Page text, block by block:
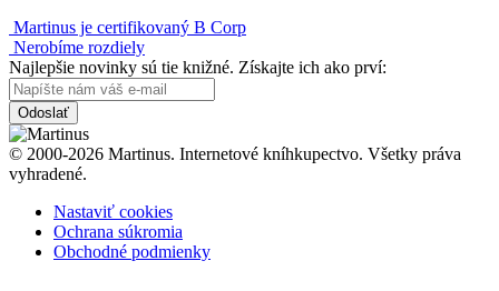
Martinus je certifikovaný B Corp
Nerobíme rozdiely
Najlepšie novinky sú tie knižné. Získajte ich ako prví:
Odoslať
© 2000-2026 Martinus. Internetové kníhkupectvo. Všetky práva
vyhradené.
Nastaviť cookies
Ochrana súkromia
Obchodné podmienky